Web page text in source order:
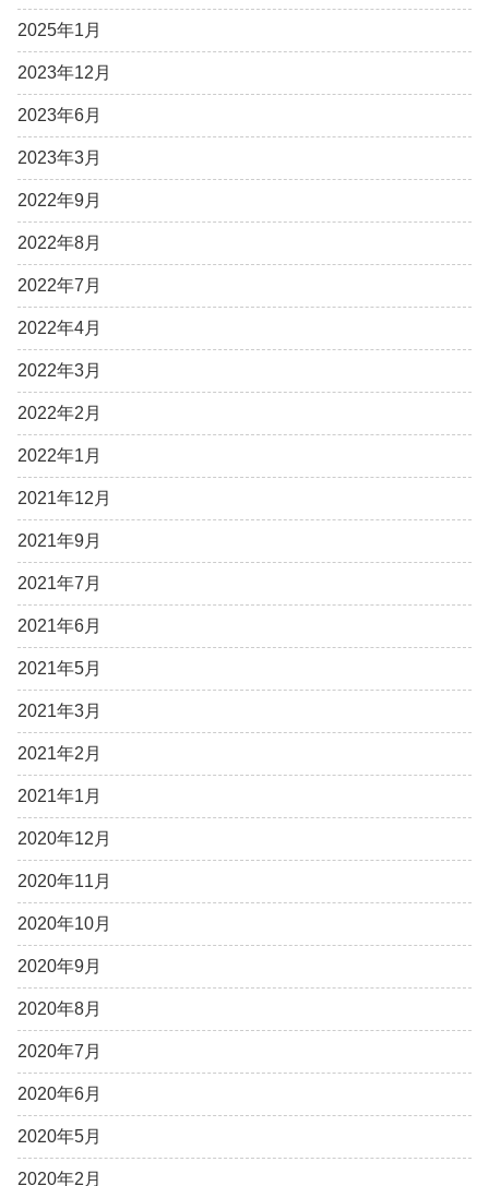
2025年1月
2023年12月
2023年6月
2023年3月
2022年9月
2022年8月
2022年7月
2022年4月
2022年3月
2022年2月
2022年1月
2021年12月
2021年9月
2021年7月
2021年6月
2021年5月
2021年3月
2021年2月
2021年1月
2020年12月
2020年11月
2020年10月
2020年9月
2020年8月
2020年7月
2020年6月
2020年5月
2020年2月